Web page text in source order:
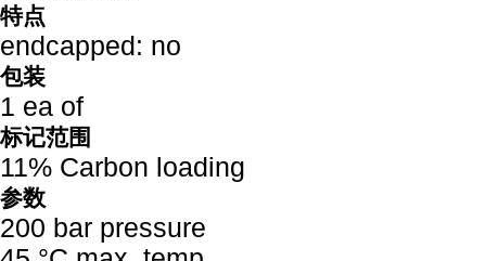
特点
endcapped: no
包装
1 ea of
标记范围
11% Carbon loading
参数
200 bar pressure